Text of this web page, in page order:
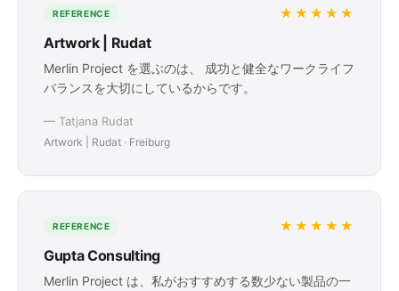
REFERENCE ★★★★★
Artwork | Rudat
Merlin Project を選ぶのは、 成功と健全なワークライフ
バランスを大切にしているからです。
— Tatjana Rudat
Artwork | Rudat · Freiburg
REFERENCE ★★★★★
Gupta Consulting
Merlin Project は、私がおすすめする数少ない製品の一